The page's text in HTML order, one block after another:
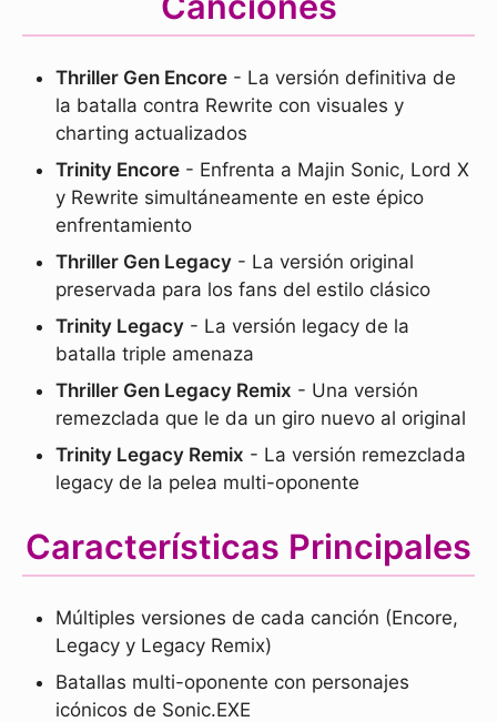
Thriller Gen Encore - La versión definitiva de
la batalla contra Rewrite con visuales y
charting actualizados
Trinity Encore - Enfrenta a Majin Sonic, Lord X
y Rewrite simultáneamente en este épico
enfrentamiento
Thriller Gen Legacy - La versión original
preservada para los fans del estilo clásico
Trinity Legacy - La versión legacy de la
batalla triple amenaza
Thriller Gen Legacy Remix - Una versión
remezclada que le da un giro nuevo al original
Trinity Legacy Remix - La versión remezclada
legacy de la pelea multi-oponente
Características Principales
Múltiples versiones de cada canción (Encore,
Legacy y Legacy Remix)
Batallas multi-oponente con personajes
icónicos de Sonic.EXE